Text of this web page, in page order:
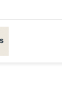
Fortune तेल का